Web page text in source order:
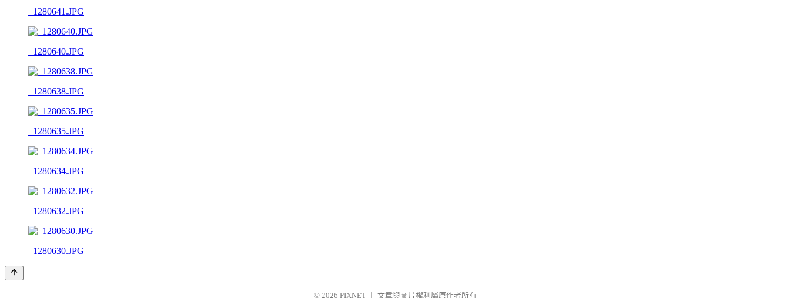
_1280641.JPG
_1280640.JPG
_1280638.JPG
_1280635.JPG
_1280634.JPG
_1280632.JPG
_1280630.JPG
© 2026 PIXNET 文章與圖片權利屬原作者所有